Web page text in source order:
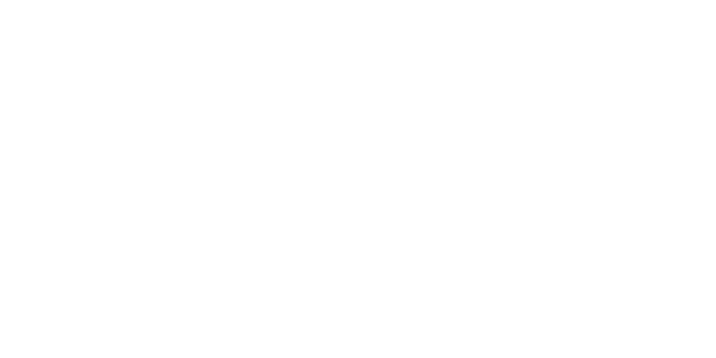
dụng cần thiết và lưu trữ một
giúp bạn làm việc và giải
hình 3K sắc nét
sắc nét đến từng chi tiết, mang
được phủ lớp kính cường lực
hỗ trợ bút cảm ứng, biến chiếc